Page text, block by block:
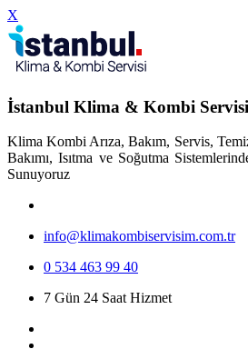
X
İstanbul Klima & Kombi Servisi
Klima Kombi Arıza, Bakım, Servis,
Bakımı, Isıtma ve Soğutma
Sunuyoruz
info@klimakombiservisim.com.tr
0 534 463 99 40
7 Gün 24 Saat Hizmet